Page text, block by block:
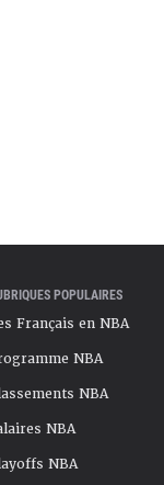
POPULAIRES
Français en NBA
NBA
NBA
NBA
NBA